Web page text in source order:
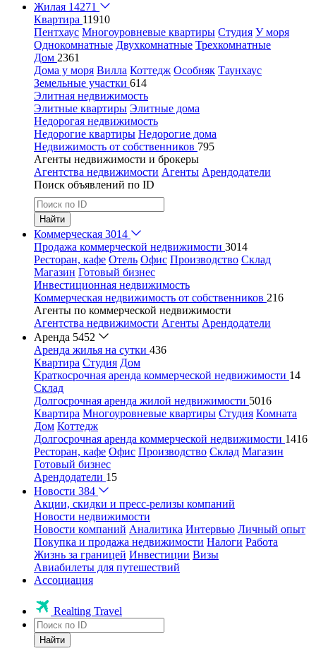
Жилая 14271
Квартира 11910
Пентхаус Многоуровневые квартиры Студия У моря
Однокомнатные Двухкомнатные Трехкомнатные
Дом 2361
Дома у моря Вилла Коттедж Особняк Таунхаус
Земельные участки 614
Элитная недвижимость
Элитные квартиры Элитные дома
Недорогая недвижимость
Недорогие квартиры Недорогие дома
Недвижимость от собственников 795
Агенты недвижимости и брокеры
Агентства недвижимости Агенты Арендодатели
Поиск объявлений по ID
Найти
Коммерческая 3014
Продажа коммерческой недвижимости 3014
Ресторан, кафе Отель Офис Производство Склад
Магазин Готовый бизнес
Инвестиционная недвижимость
Коммерческая недвижимость от собственников 216
Агенты по коммерческой недвижимости
Агентства недвижимости Агенты Арендодатели
Аренда 5452
Аренда жилья на сутки 436
Квартира Студия Дом
Краткосрочная аренда коммерческой недвижимости 14
Склад
Долгосрочная аренда жилой недвижимости 5016
Квартира Многоуровневые квартиры Студия Комната
Дом Коттедж
Долгосрочная аренда коммерческой недвижимости 1416
Ресторан, кафе Офис Производство Склад Магазин
Готовый бизнес
Арендодатели 15
Новости 384
Акции, скидки и пресс-релизы компаний
Новости недвижимости
Новости компаний Аналитика Интервью Личный опыт
Покупка и продажа недвижимости Налоги Работа
Жизнь за границей Инвестиции Визы
Авиабилеты для путешествий
Ассоциация
Realting Travel
Найти